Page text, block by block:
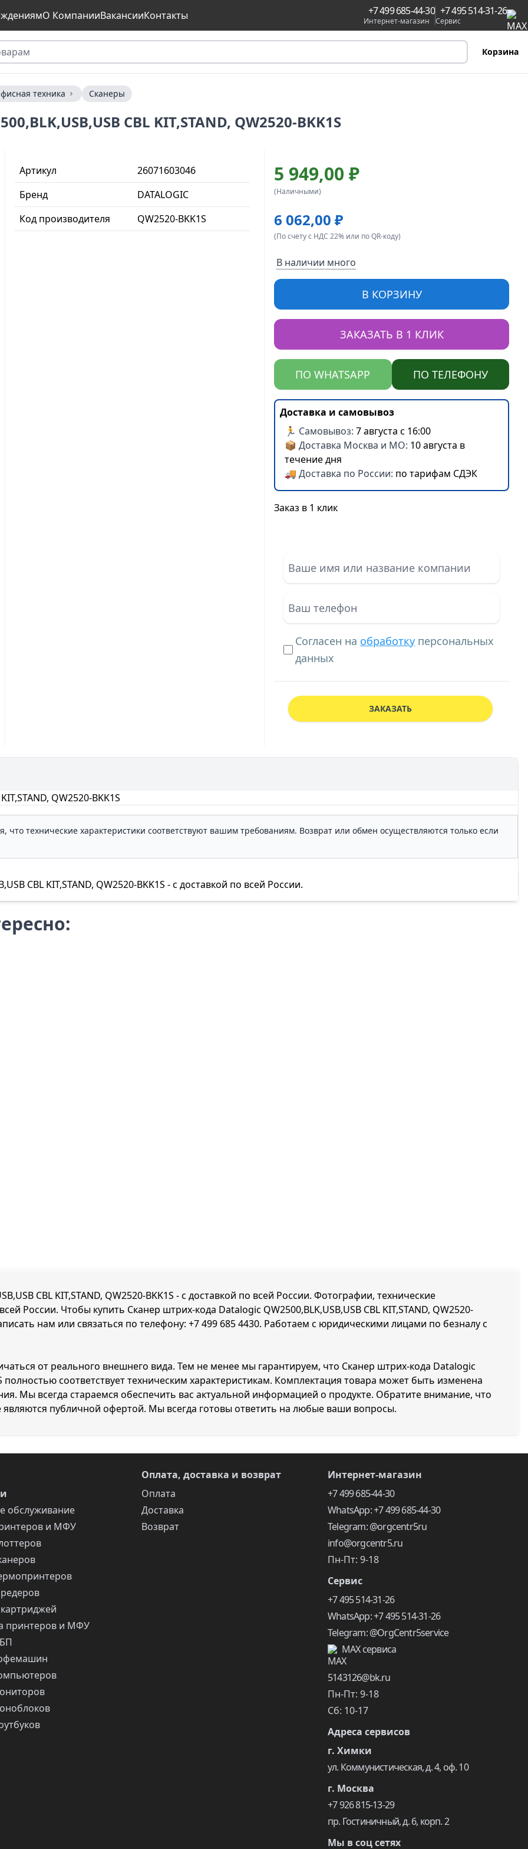
О КомпанииВакансииКонтакты +7 499 685-44-30
Интернет-магазин
+7 495 514-31-26
Сервис
Корзина
техника Сканеры
CBL KIT,STAND, QW2520-BKK1S
Артикул
26071603046
Бренд
DATALOGIC
Код производителя
QW2520-BKK1S
5 949,00 ₽
(Наличными)
6 062,00 ₽
(По счету с НДС 22% или по QR-коду)
В наличии много
В КОРЗИНУ
ЗАКАЗАТЬ В 1 КЛИК
ПО WHATSAPP ПО ТЕЛЕФОНУ
Доставка и самовывоз
🏃 Самовывоз:7 августа с 16:00
📦 Доставка Москва и МО: 10 августа в
течение дня
🚚 Доставка по России: по тарифам СДЭК
Заказ в 1 клик
Согласен на обработку персональных
данных
ЗАКАЗАТЬ
QW2520-BKK1S
что технические характеристики соответствуют вашим требованиям. Возврат или обмен осуществляются только если
CBL KIT,STAND, QW2520-BKK1S - с доставкой по всей России.
CBL KIT,STAND, QW2520-BKK1S - с доставкой по всей России. Фотографии, технические
России. Чтобы купить Сканер штрих-кода Datalogic QW2500,BLK,USB,USB CBL KIT,STAND, QW2520-
нам или связаться по телефону: +7 499 685 4430. Работаем с юридическими лицами по безналу с
от реального внешнего вида. Тем не менее мы гарантируем, что Сканер штрих-кода Datalogic
полностью соответствует техническим характеристикам. Комплектация товара может быть изменена
Мы всегда стараемся обеспечить вас актуальной информацией о продукте. Обратите внимание, что
публичной офертой. Мы всегда готовы ответить на любые ваши вопросы.
обслуживание
и МФУ
принтеров и МФУ
Оплата, доставка и возврат
Оплата
Доставка
Возврат
Интернет-магазин
+7 499 685-44-30
WhatsApp: +7 499 685-44-30
Telegram: @orgcentr5ru
info@orgcentr5.ru
Пн-Пт: 9-18
Сервис
+7 495 514-31-26
WhatsApp: +7 495 514-31-26
Telegram: @OrgCentr5service
MAX сервиса
5143126@bk.ru
Пн-Пт: 9-18
Сб: 10-17
Адреса сервисов
г. Химки
ул. Коммунистическая, д. 4, оф. 10
г. Москва
+7 926 815-13-29
пр. Гостиничный, д. 6, корп. 2
Мы в соц сетях